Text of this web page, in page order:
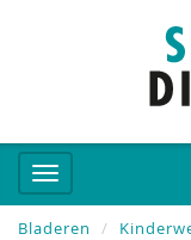
Bladeren